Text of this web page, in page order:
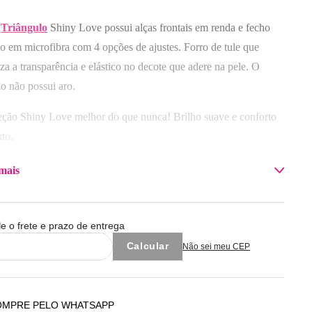
Selecione o tamanho
M G GG
Adicionar à sacola
Selecione a taça
B
Triângulo Shiny Love possui alças frontais em renda e fecho
em microfibra com 4 opções de ajustes. Forro de tule que
a transparência e elástico no decote que adere na pele. O
não possui aro.
Shiny Love melhor do que nunca! Brilho suave e conforto
best sellers para te acompanhar no dia a dia;
reformulada ainda mais irresistível!
Corpo 86% Poliamida / 14% Elastano / Forro do Busto
/ 12% Elastano / Forro Frente 100% Poliamida
cores similares.
o frete e prazo de entrega
Não sei meu CEP
PELO WHATSAPP